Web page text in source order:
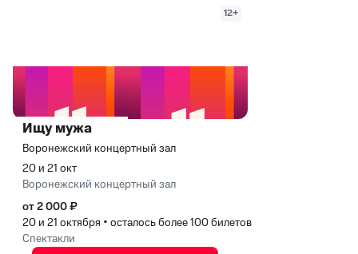
12+
Ищу мужа
Воронежский концертный зал
20 и 21 окт
Воронежский концертный зал
от 2 000 ₽
20 и 21 октября • осталось более 100 билетов
Спектакли